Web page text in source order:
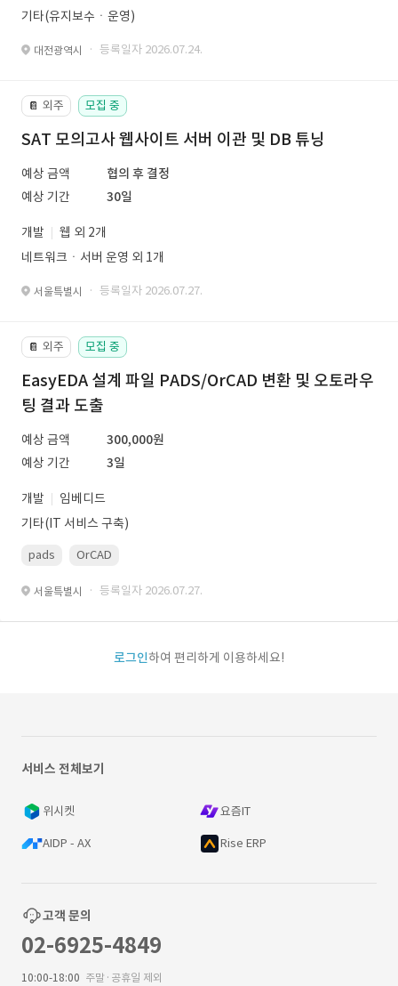
기타(유지보수ㆍ운영)
대전광역시 · 등록일자 2026.07.24.
📔 외주 모집 중
SAT 모의고사 웹사이트 서버 이관 및 DB 튜닝
예상 금액
협의 후 결정
예상 기간
30일
개발
웹 외 2개
네트워크ㆍ서버 운영 외 1개
서울특별시 · 등록일자 2026.07.27.
📔 외주 모집 중
EasyEDA 설계 파일 PADS/OrCAD 변환 및 오토라우
팅 결과 도출
예상 금액
300,000원
예상 기간
3일
개발
임베디드
기타(IT 서비스 구축)
pads OrCAD
서울특별시 · 등록일자 2026.07.27.
로그인하여 편리하게 이용하세요!
서비스 전체보기
위시켓 요즘IT
AIDP - AX Rise ERP
고객 문의
02-6925-4849
10:00-18:00 주말·공휴일 제외